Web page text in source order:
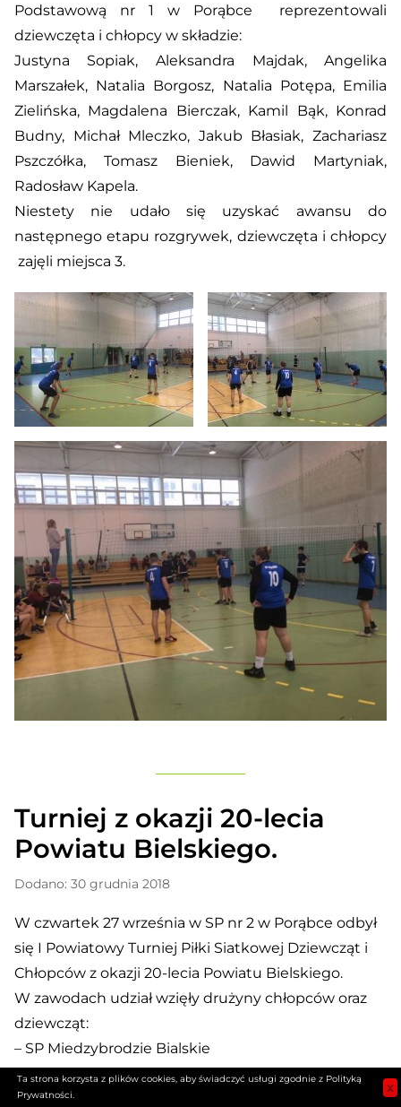
Podstawową nr 1 w Porąbce reprezentowali
dziewczęta i chłopcy w składzie:
Justyna Sopiak, Aleksandra Majdak, Angelika
Marszałek, Natalia Borgosz, Natalia Potępa, Emilia
Zielińska, Magdalena Bierczak, Kamil Bąk, Konrad
Budny, Michał Mleczko, Jakub Błasiak, Zachariasz
Pszczółka, Tomasz Bieniek, Dawid Martyniak,
Radosław Kapela.
Niestety nie udało się uzyskać awansu do
następnego etapu rozgrywek, dziewczęta i chłopcy
zajęli miejsca 3.
Turniej z okazji 20-lecia
Powiatu Bielskiego.
Dodano: 30 grudnia 2018
W czwartek 27 września w SP nr 2 w Porąbce odbył
się I Powiatowy Turniej Piłki Siatkowej Dziewcząt i
Chłopców z okazji 20-lecia Powiatu Bielskiego.
W zawodach udział wzięły drużyny chłopców oraz
dziewcząt:
– SP Miedzybrodzie Bialskie
– SP Kobiernice
– SP nr 2 Porąbka
Ta strona korzysta z plików cookies, aby świadczyć usługi zgodnie z Polityką
Prywatności.
x